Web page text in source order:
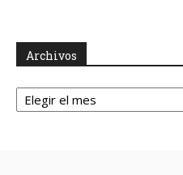
Archivos
Archivos